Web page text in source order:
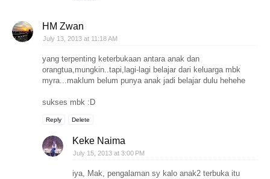
HM Zwan
July 13, 2013 at 11:18 AM
yang terpenting keterbukaan antara anak dan
orangtua,mungkin..tapi,lagi-lagi belajar dari keluarga mbk
myra...maklum belum punya anak jadi belajar dulu hehehe
sukses mbk :D
Reply Delete
Keke Naima
July 15, 2013 at 3:00 PM
iya, Mak, pengalaman sy kalo anak2 terbuka itu